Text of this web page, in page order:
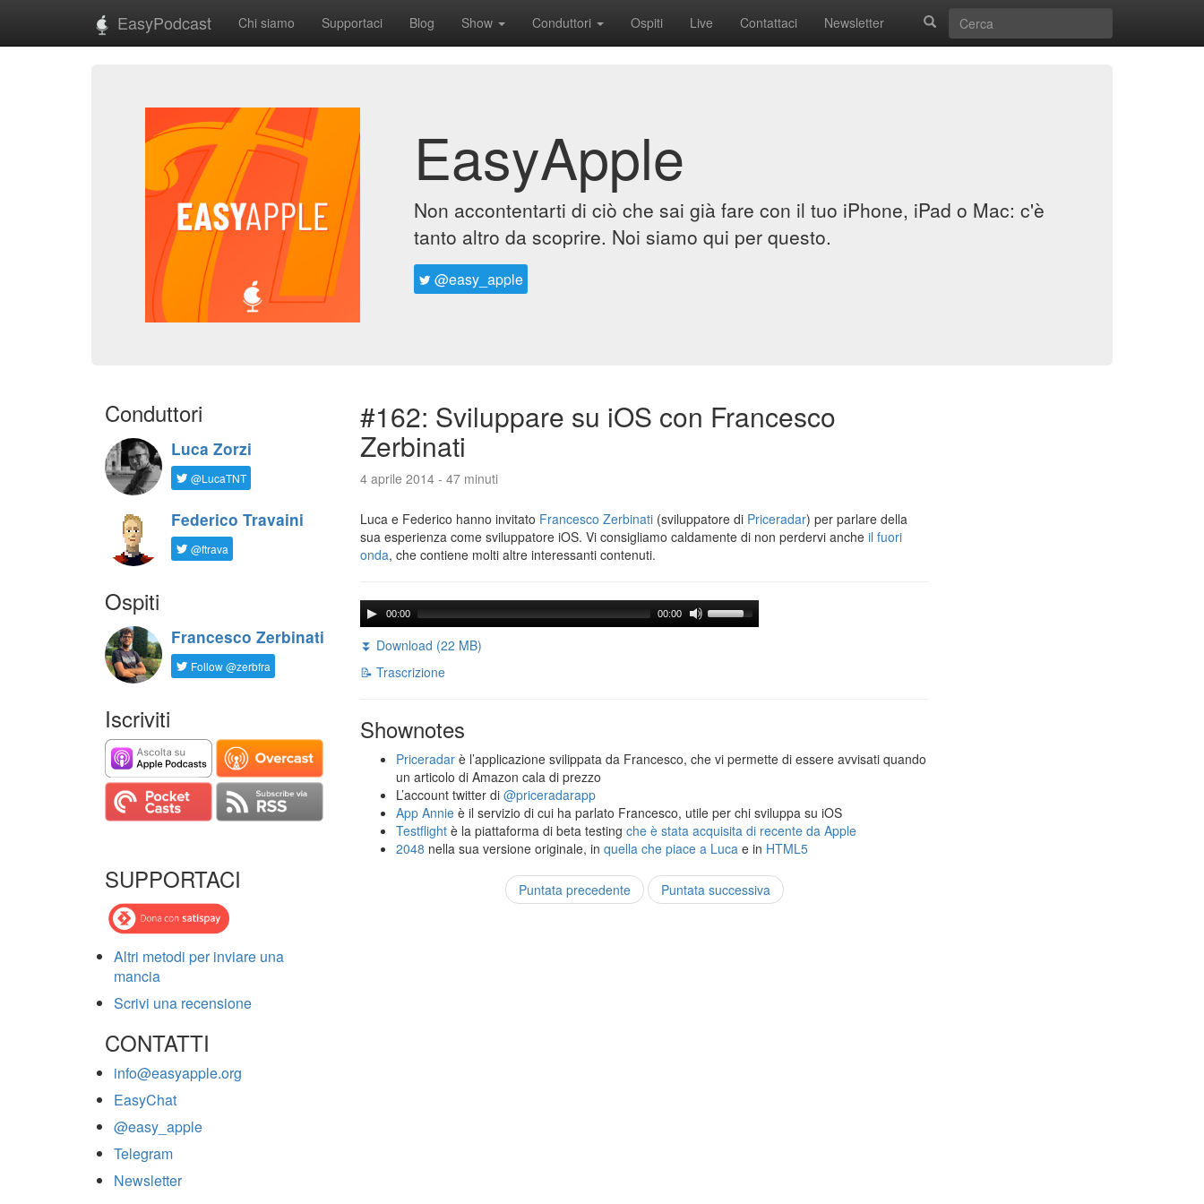
EasyPodcast Chi siamo Supportaci Blog Show Conduttori Ospiti Live Contattaci Newsletter
EasyApple
Non accontentarti di ciò che sai già fare con il tuo iPhone, iPad o Mac: c'è
tanto altro da scoprire. Noi siamo qui per questo.
@easy_apple
Conduttori
Luca Zorzi
@LucaTNT
Federico Travaini
@ftrava
Ospiti
Francesco Zerbinati
Follow @zerbfra
Iscriviti
SUPPORTACI
Altri metodi per inviare una
mancia
Scrivi una recensione
CONTATTI
info@easyapple.org
EasyChat
@easy_apple
Telegram
Newsletter
#162: Sviluppare su iOS con Francesco
Zerbinati
4 aprile 2014 - 47 minuti
Luca e Federico hanno invitato Francesco Zerbinati (sviluppatore di Priceradar) per parlare della
sua esperienza come sviluppatore iOS. Vi consigliamo caldamente di non perdervi anche il fuori
onda, che contiene molti altre interessanti contenuti.
00:00 00:00
⏬ Download (22 MB)
📝 Trascrizione
Shownotes
Priceradar è l’applicazione svilippata da Francesco, che vi permette di essere avvisati quando
un articolo di Amazon cala di prezzo
L’account twitter di @priceradarapp
App Annie è il servizio di cui ha parlato Francesco, utile per chi sviluppa su iOS
Testflight è la piattaforma di beta testing che è stata acquisita di recente da Apple
2048 nella sua versione originale, in quella che piace a Luca e in HTML5
Puntata precedente Puntata successiva